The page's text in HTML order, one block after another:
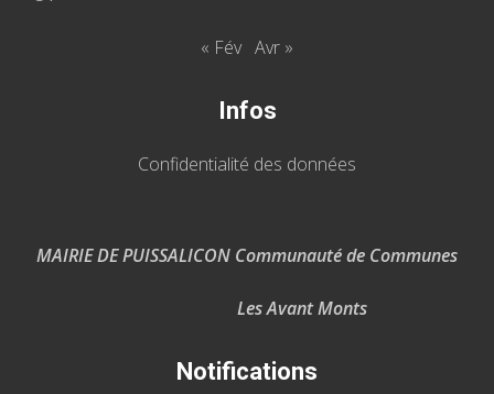
« Fév Avr »
Infos
Confidentialité des données
MAIRIE DE PUISSALICON Communauté de Communes
Les Avant Monts
Notifications